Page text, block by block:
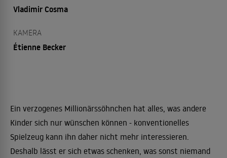
Vladimir Cosma
KAMERA
Étienne Becker
Ein verzogenes Millionärssöhnchen hat alles, was andere
Kinder sich nur wünschen können - konventionelles
Spielzeug kann ihn daher nicht mehr interessieren.
Deshalb lässt er sich etwas schenken, was sonst niemand